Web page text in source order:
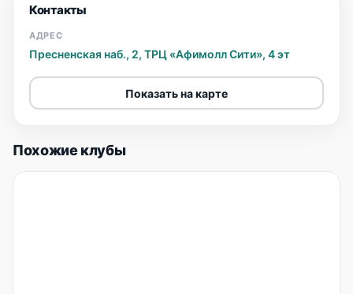
Контакты
АДРЕС
Пресненская наб., 2, ТРЦ «Афимолл Сити», 4 эт
Показать на карте
Похожие клубы